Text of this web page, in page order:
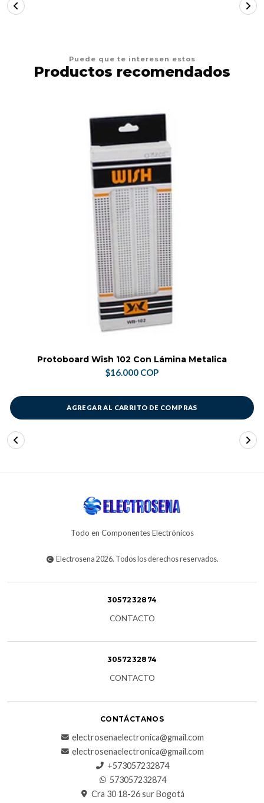
Puede que te interesen estos
Productos recomendados
Protoboard Wish 102 Con Lámina Metalica
$16.000 COP
AGREGAR AL CARRITO DE COMPRAS
Todo en Componentes Electrónicos
Electrosena 2026. Todos los derechos reservados.
3057232874
CONTACTO
3057232874
CONTACTO
CONTÁCTANOS
electrosenaelectronica@gmail.com
electrosenaelectronica@gmail.com
+573057232874
573057232874
Cra 30 18-26 sur Bogotá